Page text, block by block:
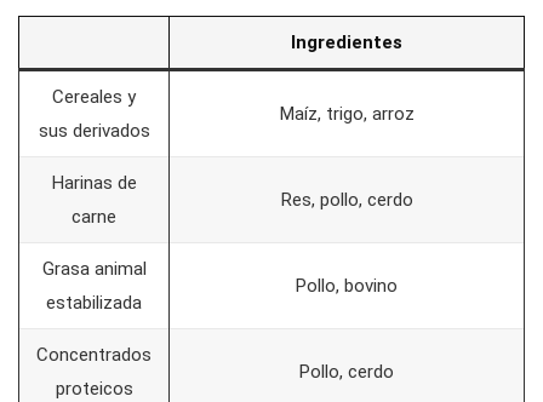
Ingredientes
Cereales y
sus derivados
Maíz, trigo, arroz
Harinas de
carne
Res, pollo, cerdo
Grasa animal
estabilizada
Pollo, bovino
Concentrados
proteicos
Pollo, cerdo